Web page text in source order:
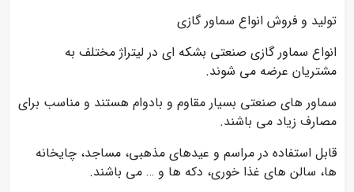
تولید و فروش انواع سماور گازی
انواع سماور گازی صنعتی بشکه ای در لیتراژ مختلف به
مشتریان عرضه می شوند.
سماور های صنعتی بسیار مقاوم و بادوام هستند و مناسب برای
مصارف زیاد می باشند.
قابل استفاده در مراسم و عیدهای مذهبی، مساجد، چایخانه
ها، سالن های غذا خوری، دکه ها و … می باشند.